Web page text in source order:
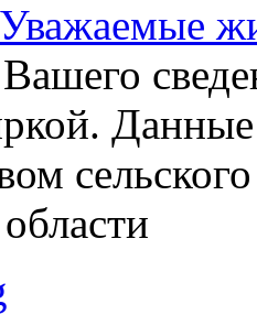
Уважаемые